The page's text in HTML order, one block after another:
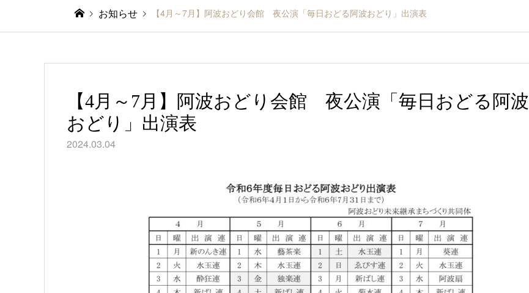
お知らせ 【4月～7月】阿波おどり会館 夜公演「毎日おどる阿波おどり」出演表
【4月～7月】阿波おどり会館 夜公演「毎日おどる阿波
おどり」出演表
2024.03.04